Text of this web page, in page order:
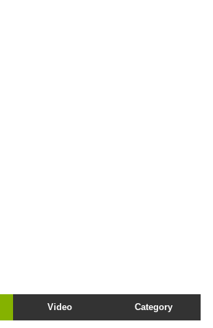
Video Category